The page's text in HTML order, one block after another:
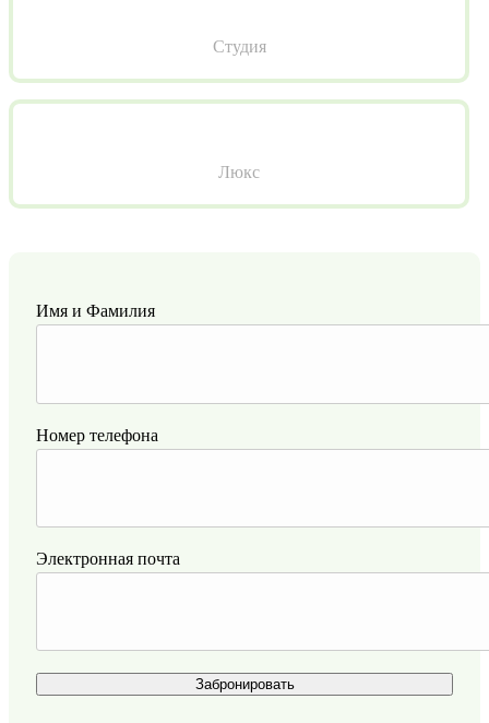
Студия
Люкс
Имя и Фамилия
Номер телефона
Электронная почта
Забронировать